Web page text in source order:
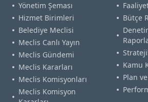
Yönetim Şeması
Hizmet Birimleri
Belediye Meclisi
Meclis Canlı Yayın
Meclis Gündemi
Meclis Kararları
Meclis Komisyonları
Meclis Komisyon
Bütçe
Kamu
Plan